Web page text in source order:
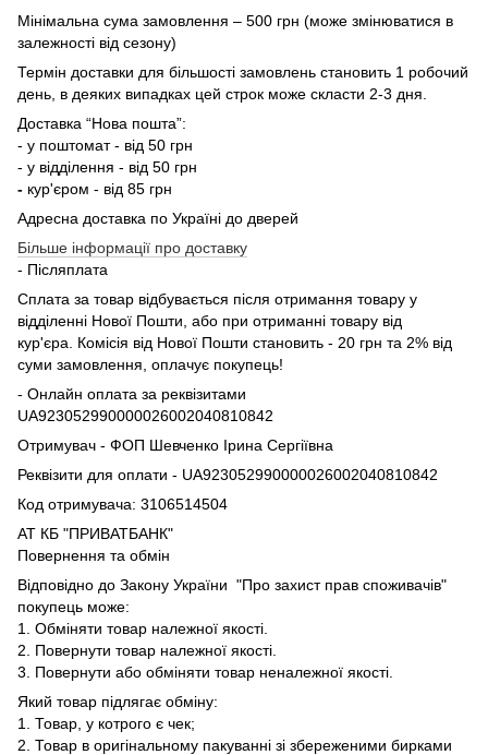
Мінімальна сума замовлення – 500 грн (може змінюватися в
залежності від сезону)
Термін доставки для більшості замовлень становить 1 робочий
день, в деяких випадках цей строк може скласти 2-3 дня.
Доставка “Нова пошта”:
- у поштомат - від 50 грн
- у відділення - від 50 грн
- кур'єром - від 85 грн
Адресна доставка по Україні до дверей
Більше інформації про доставку
- Післяплата
Сплата за товар відбувається після отримання товару у
відділенні Нової Пошти, або при отриманні товару від
кур'єра. Комісія від Нової Пошти становить - 20 грн та 2% від
суми замовлення, оплачує покупець!
- Онлайн оплата за реквізитами
UA923052990000026002040810842
Отримувач - ФОП Шевченко Ірина Сергіївна
Реквізити для оплати - UA923052990000026002040810842
Код отримувача: 3106514504
АТ КБ "ПРИВАТБАНК"
Повернення та обмін
Відповідно до Закону України "Про захист прав споживачів"
покупець може:
1. Обміняти товар належної якості.
2. Повернути товар належної якості.
3. Повернути або обміняти товар неналежної якості.
Який товар підлягає обміну:
1. Товар, у котрого є чек;
2. Товар в оригінальному пакуванні зі збереженими бирками